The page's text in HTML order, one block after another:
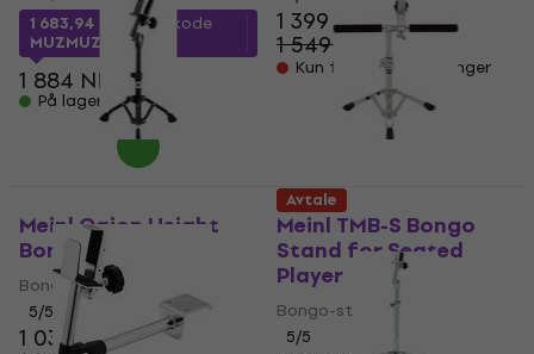
1 683,94 NKrmed kode
MUZMUZ-10
1 884 NKr
På lager
1 399 NKr
1 549 NKr
- 10 %
Kun forhåndsbestillinger
Meinl Cajon Height
Bongo Stand
Bongo-stativ
5/5
1 039 NKr
Meinl TMB-S Bongo
Stand for Seated
Player
Bongo-stativ
5/5
Avtale